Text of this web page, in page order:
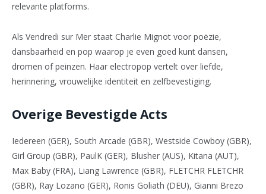
relevante platforms.
Als Vendredi sur Mer staat Charlie Mignot voor poëzie,
dansbaarheid en pop waarop je even goed kunt dansen,
dromen of peinzen. Haar electropop vertelt over liefde,
herinnering, vrouwelijke identiteit en zelfbevestiging.
Overige Bevestigde Acts
Iedereen (GER), South Arcade (GBR), Westside Cowboy (GBR),
Girl Group (GBR), PaulK (GER), Blusher (AUS), Kitana (AUT),
Max Baby (FRA), Liang Lawrence (GBR), FLETCHR FLETCHR
(GBR), Ray Lozano (GER), Ronis Goliath (DEU), Gianni Brezo